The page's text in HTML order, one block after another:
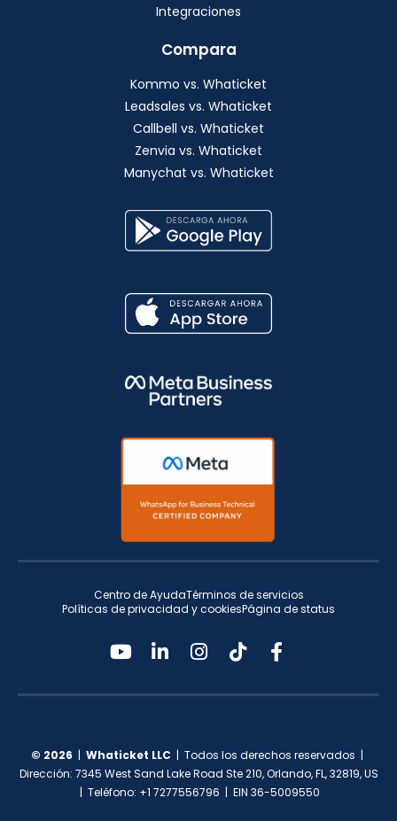
Integraciones
Compara
Kommo vs. Whaticket
Leadsales vs. Whaticket
Callbell vs. Whaticket
Zenvia vs. Whaticket
Manychat vs. Whaticket
Centro de AyudaTérminos de servicios
Políticas de privacidad y cookiesPágina de status
© 2026 | Whaticket LLC | Todos los derechos reservados |
Dirección: 7345 West Sand Lake Road Ste 210, Orlando, FL, 32819, US
| Teléfono: +1 7277556796 | EIN 36-5009550